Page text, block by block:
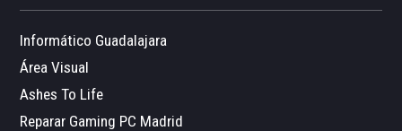
Informático Guadalajara
Área Visual
Ashes To Life
Reparar Gaming PC Madrid